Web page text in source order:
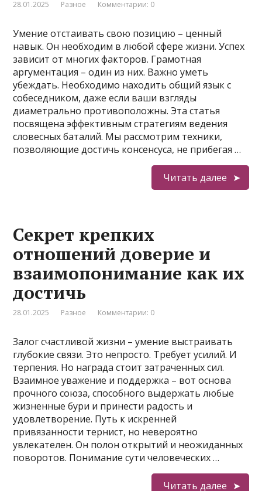
28.01.2025 Разное Комментарии: 0
Умение отстаивать свою позицию – ценный
навык. Он необходим в любой сфере жизни. Успех
зависит от многих факторов. Грамотная
аргументация – один из них. Важно уметь
убеждать. Необходимо находить общий язык с
собеседником, даже если ваши взгляды
диаметрально противоположны. Эта статья
посвящена эффективным стратегиям ведения
словесных баталий. Мы рассмотрим техники,
позволяющие достичь консенсуса, не прибегая …
Читать далее
Секрет крепких
отношений доверие и
взаимопонимание как их
достичь
28.01.2025 Разное Комментарии: 0
Залог счастливой жизни – умение выстраивать
глубокие связи. Это непросто. Требует усилий. И
терпения. Но награда стоит затраченных сил.
Взаимное уважение и поддержка – вот основа
прочного союза, способного выдержать любые
жизненные бури и принести радость и
удовлетворение. Путь к искренней
привязанности тернист, но невероятно
увлекателен. Он полон открытий и неожиданных
поворотов. Понимание сути человеческих …
Читать далее